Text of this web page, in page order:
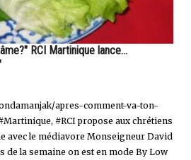
RCI Martinique lance...
apres-comment-va-ton-
#RCI propose aux chrétiens
avec le médiavore Monseigneur David
de la semaine on est en mode By Low